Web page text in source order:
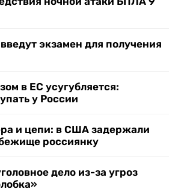
экзамен для получения
в ЕС усугубляется:
у России
и цепи: в США задержали
россиянку
дело из-за угроз